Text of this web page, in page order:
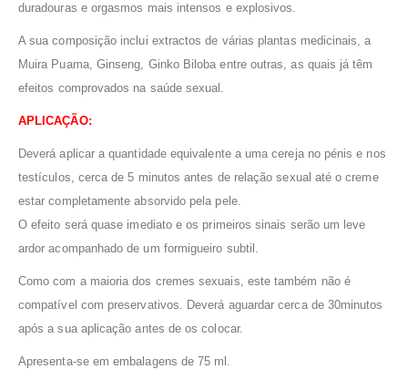
duradouras e orgasmos mais intensos e explosivos.
A sua composição inclui extractos de várias plantas medicinais, a
Muira Puama, Ginseng, Ginko Biloba entre outras, as quais já têm
efeitos comprovados na saúde sexual.
APLICAÇÃO:
Deverá aplicar a quantidade equivalente a uma cereja no pénis e nos
testículos, cerca de 5 minutos antes de relação sexual até o creme
estar completamente absorvido pela pele.
O efeito será quase imediato e os primeiros sinais serão um leve
ardor acompanhado de um formigueiro subtil.
Como com a maioria dos cremes sexuais, este também não é
compatível com preservativos. Deverá aguardar cerca de 30minutos
após a sua aplicação antes de os colocar.
Apresenta-se em embalagens de 75 ml.